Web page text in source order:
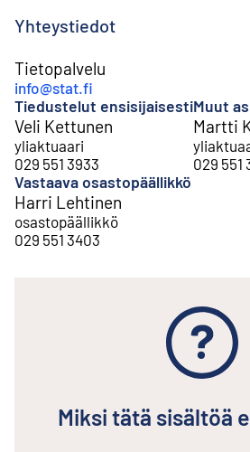
Yhteystiedot
Tietopalvelu
info@stat.fi
Tiedustelut ensisijaisesti
Veli Kettunen
yliaktuaari
029 551 3933
Muut
Martti
029 551
Vastaava osastopäällikkö
Harri Lehtinen
osastopäällikkö
029 551 3403
Miksi tätä sisältöä